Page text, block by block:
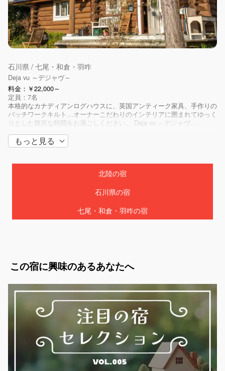
石川県 / 七尾・和倉・羽咋
家族コテージ ノトイエ 5号棟ログハウス
料金：24,750円～
定員：10名
石川県・能登の森の中、豊かな自然に囲まれたコテージで家族や仲間、
ジ・ノトイエは、能登半島のほぼ真ん中、志賀町に位置します。 コテ
ージ...
家族コテージ ノトイエ 3号棟そよかぜ
料金：22,000円～
石川県・能登の森の中、豊かな自然に囲まれたコテージで家族や仲間、
ジ・ノトイエは、能登半島のほぼ真ん中、志賀町に位置します。 コテ
石川県 / 七尾・和倉・羽咋
Deja vu ～デジャヴ～
料金：￥22,000～
定員：7名
本格的なカナディアンログハウスに、英国アンティーク家具、手作りの
パッチワークキルト…オーナーこだわりのインテリアに囲まれてゆっく
りとした贅沢な時間をお過ごしください。 Deja vu ～デジャヴ...
石川県 / 七尾・和倉・羽咋
家族コテージ ノトイエ 6号棟セジュール
石川県・能登の森の中、豊かな自然に囲まれたコテージで家族や仲間、
愛犬とのんび～り過ごす。そんな休日はいかがですか？ 家族コテー
ジ・ノトイエは、能登半島のほぼ真ん中、志賀町に位置します。 コテ
ージ...
もっと見る
北陸の宿
石川県の宿
七尾・和倉・羽咋の宿
この宿に興味のあるあなたへ